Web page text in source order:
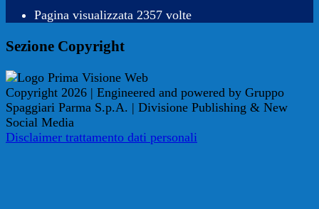
Pagina visualizzata 2357 volte
Sezione Copyright
Copyright 2026 | Engineered and powered by Gruppo
Spaggiari Parma S.p.A. | Divisione Publishing & New
Social Media
Disclaimer trattamento dati personali